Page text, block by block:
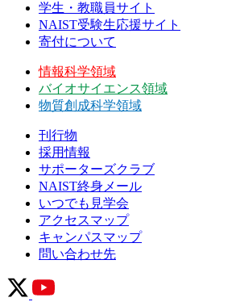
学生・教職員サイト
NAIST受験生応援サイト
寄付について
情報科学領域
バイオサイエンス領域
物質創成科学領域
刊行物
採用情報
サポーターズクラブ
NAIST終身メール
いつでも見学会
アクセスマップ
キャンパスマップ
問い合わせ先